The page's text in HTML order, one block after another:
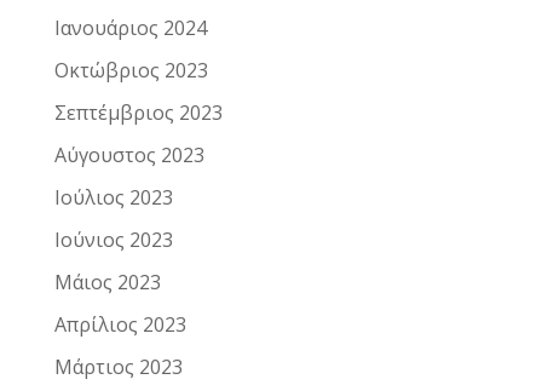
Ιανουάριος 2024
Οκτώβριος 2023
Σεπτέμβριος 2023
Αύγουστος 2023
Ιούλιος 2023
Ιούνιος 2023
Μάιος 2023
Απρίλιος 2023
Μάρτιος 2023